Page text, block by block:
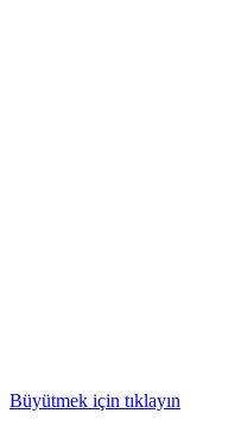
Büyütmek için tıklayın